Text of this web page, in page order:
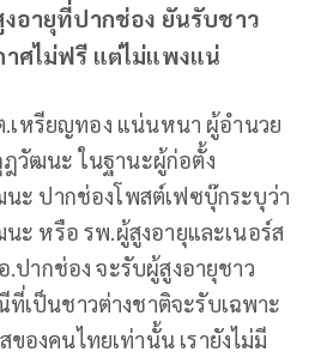
อายุที่ปากช่อง ยันรับชาว
าศไม่ฟรี แต่ไม่แพงแน่
.เหรียญทอง แน่นหนา ผู้อำนวย
ฎวัฒนะ ในฐานะผู้ก่อตั้ง
นะ ปากช่องโพสต์เฟซบุ๊กระบุว่า
นะ หรือ รพ.ผู้สูงอายุและเนอร์ส
.ปากช่อง จะรับผู้สูงอายุชาว
เป็นชาวต่างชาติจะรับเฉพาะ
องคนไทยเท่านั้น เรายังไม่มี